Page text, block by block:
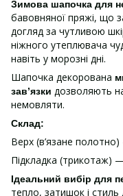
Зимова шапочка для
бавовняної пряжі, що
догляд за чутливою
ніжного утеплювача
навіть у морозні дні.
Шапочка декорована
зав’язки дозволяють
немовляти.
Склад:
Верх (в’язане
Підкладка (трикотаж)
Ідеальний вибір для
тепло, затишок і